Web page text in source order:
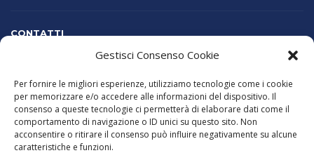
Gestisci Consenso Cookie
Per fornire le migliori esperienze, utilizziamo tecnologie come i cookie
per memorizzare e/o accedere alle informazioni del dispositivo. Il
consenso a queste tecnologie ci permetterà di elaborare dati come il
comportamento di navigazione o ID unici su questo sito. Non
acconsentire o ritirare il consenso può influire negativamente su alcune
caratteristiche e funzioni.
CONTATTI
Lunedì - Venerdì 09.00 - 19.00
0984.1906663